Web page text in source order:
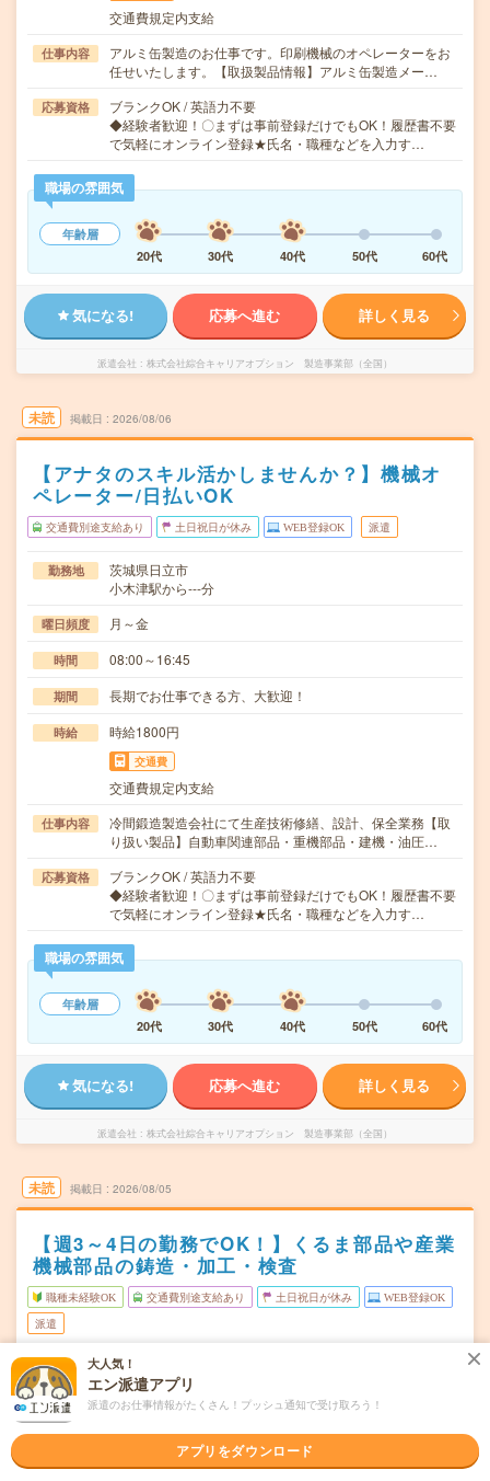
交通費規定内支給
仕事内容
アルミ缶製造のお仕事です。印刷機械のオペレーターをお
任せいたします。【取扱製品情報】アルミ缶製造メー…
応募資格
ブランクOK / 英語力不要
◆経験者歓迎！〇まずは事前登録だけでもOK！履歴書不要
で気軽にオンライン登録★氏名・職種などを入力す…
職場の雰囲気
年齢層
20代
30代 40代 50代 60代
気になる! 応募へ進む 詳しく見る
派遣会社 株式会社綜合キャリアオプション 製造事業部（全国）
未読 掲載日 2026/08/06
【アナタのスキル活かしませんか？】機械オ
ペレーター/日払いOK
交通費別途支給あり 土日祝日が休み WEB登録OK 派遣
勤務地
茨城県日立市
小木津駅から---分
曜日頻度 月～金
時間 08:00～16:45
期間 長期でお仕事できる方、大歓迎！
時給 時給1800円
交通費
交通費規定内支給
仕事内容
冷間鍛造製造会社にて生産技術修繕、設計、保全業務【取
り扱い製品】自動車関連部品・重機部品・建機・油圧…
応募資格
ブランクOK / 英語力不要
◆経験者歓迎！〇まずは事前登録だけでもOK！履歴書不要
で気軽にオンライン登録★氏名・職種などを入力す…
職場の雰囲気
年齢層
20代
30代 40代 50代 60代
気になる! 応募へ進む 詳しく見る
派遣会社 株式会社綜合キャリアオプション 製造事業部（全国）
未読 掲載日 2026/08/05
【週3～4日の勤務でOK！】くるま部品や産業
機械部品の鋳造・加工・検査
職種未経験OK 交通費別途支給あり 土日祝日が休み WEB登録OK
派遣
勤務地
茨城県高萩市
南中郷駅から車8分
曜日頻度
08:00～16:4506:00～14:4514:45～23:30
大人気！
エン派遣アプリ
派遣のお仕事情報がたくさん！プッシュ通知で受け取ろう！
アプリをダウンロード